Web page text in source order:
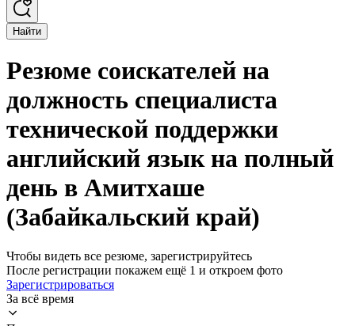
Найти
Резюме соискателей на
должность специалиста
технической поддержки
английский язык на полный
день в Амитхаше
(Забайкальский край)
Чтобы видеть все резюме, зарегистрируйтесь
После регистрации покажем ещё 1 и откроем фото
Зарегистрироваться
За всё время